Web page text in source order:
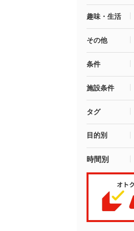
趣味・生活
その他
条件
施設条件
タグ
目的別
時間別